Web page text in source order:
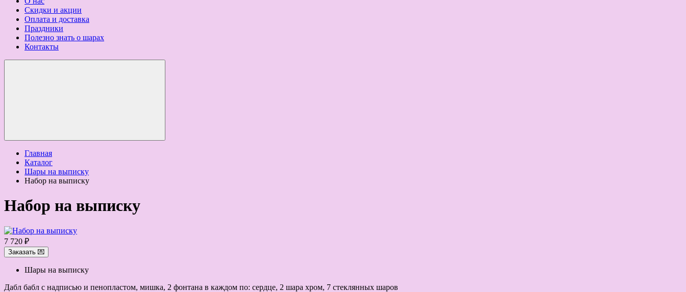
Скидки и акции
Оплата и доставка
Праздники
Полезно знать о шарах
Контакты
Главная
Каталог
Шары на выписку
Набор на выписку
Набор на выписку
7 720 ₽
Заказать 💌
Шары на выписку
Дабл бабл с надписью и пенопластом, мишка, 2 фонтана в каждом по: сердце, 2 шара хром, 7 стеклянных шаров